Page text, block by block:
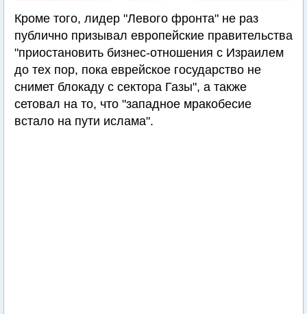
Кроме того, лидер "Левого фронта" не раз
публично призывал европейские правительства
"приостановить бизнес-отношения с Израилем
до тех пор, пока еврейское государство не
снимет блокаду с сектора Газы", а также
сетовал на то, что "западное мракобесие
встало на пути ислама".